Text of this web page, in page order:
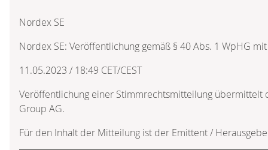
Nordex SE
Nordex SE: Veröffentlichung gemäß § 40 Abs. 1 WpHG
11.05.2023 / 18:49 CET/CEST
Veröffentlichung einer Stimmrechtsmitteilung übermittelt
Group AG.
Für den Inhalt der Mitteilung ist der Emittent /